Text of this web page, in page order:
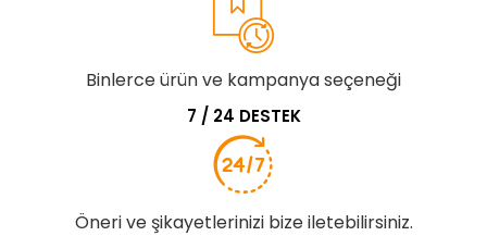
Binlerce ürün ve kampanya seçeneği
7 / 24 DESTEK
Öneri ve şikayetlerinizi bize iletebilirsiniz.